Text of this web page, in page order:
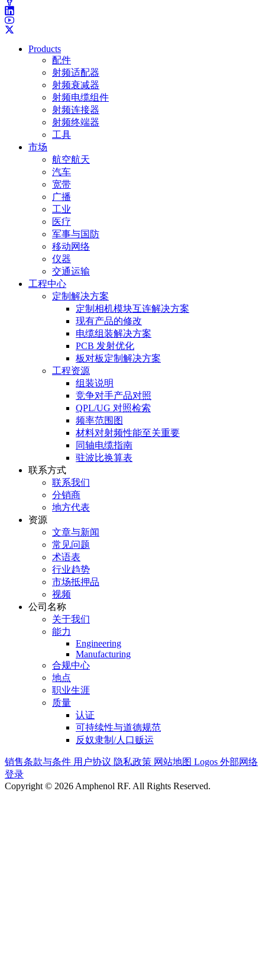
Products
配件
射频适配器
射频衰减器
射频电缆组件
射频连接器
射频终端器
工具
市场
航空航天
汽车
宽带
广播
工业
医疗
军事与国防
移动网络
仪器
交通运输
工程中心
定制解决方案
定制相机模块互连解决方案
现有产品的修改
电缆组装解决方案
PCB 发射优化
板对板定制解决方案
工程资源
组装说明
竞争对手产品对照
QPL/UG 对照检索
频率范围图
材料对射频性能至关重要
同轴电缆指南
驻波比换算表
联系方式
联系我们
分销商
地方代表
资源
文章与新闻
常见问题
术语表
行业趋势
市场抵押品
视频
公司名称
关于我们
能力
Engineering
Manufacturing
合规中心
地点
职业生涯
质量
认证
可持续性与道德规范
反奴隶制/人口贩运
销售条款与条件 用户协议 隐私政策 网站地图 Logos 外部网络
登录
Copyright © 2026 Amphenol RF. All Rights Reserved.